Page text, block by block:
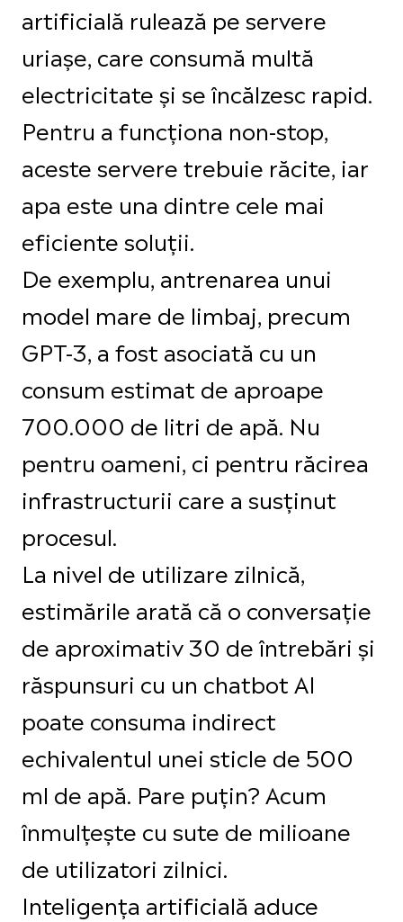
artificială rulează pe servere
uriașe, care consumă multă
electricitate și se încălzesc rapid.
Pentru a funcționa non-stop,
aceste servere trebuie răcite, iar
apa este una dintre cele mai
eficiente soluții.
De exemplu, antrenarea unui
model mare de limbaj, precum
GPT-3, a fost asociată cu un
consum estimat de aproape
700.000 de litri de apă. Nu
pentru oameni, ci pentru răcirea
infrastructurii care a susținut
procesul.
La nivel de utilizare zilnică,
estimările arată că o conversație
de aproximativ 30 de întrebări și
răspunsuri cu un chatbot AI
poate consuma indirect
echivalentul unei sticle de 500
ml de apă. Pare puțin? Acum
înmulțește cu sute de milioane
de utilizatori zilnici.
Inteligența artificială aduce